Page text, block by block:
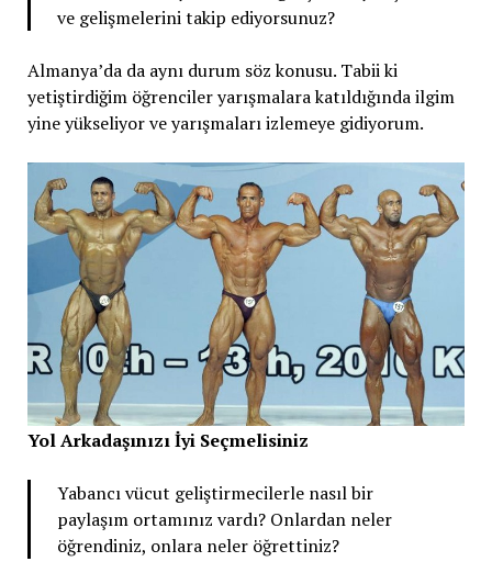
ve gelişmelerini takip ediyorsunuz?
Almanya’da da aynı durum söz konusu. Tabii ki
yetiştirdiğim öğrenciler yarışmalara katıldığında ilgim
yine yükseliyor ve yarışmaları izlemeye gidiyorum.
Yol Arkadaşınızı İyi Seçmelisiniz
Yabancı vücut geliştirmecilerle nasıl bir
paylaşım ortamınız vardı? Onlardan neler
öğrendiniz, onlara neler öğrettiniz?